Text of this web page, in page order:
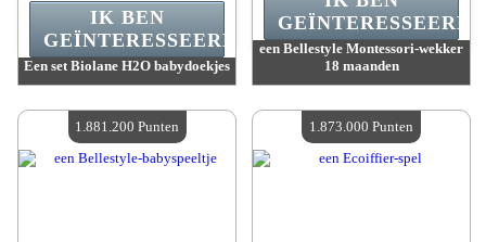
Een set Biolane H2O babydoekjes
Beschikbare hoeveelheid :4
IK BEN
GEÏNTERESSEERD.
een Bellestyle Montessori-wekker
18 maanden
Beschikbare hoeveelheid :4
GEÏNTERESSEERD.
1.881.200 Punten 1.873.000 Punten